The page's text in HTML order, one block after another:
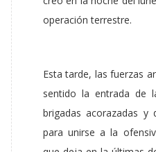
operación terrestre.
Esta tarde, las fuerzas
sentido la entrada de
brigadas acorazadas y
para unirse a la